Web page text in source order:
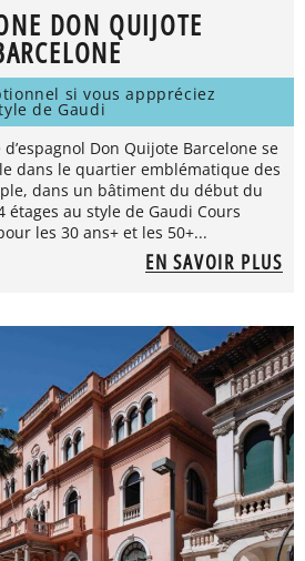
DON QUIJOTE
si vous apppréciez
de Gaudi
d’espagnol Don Quijote Barcelone se
dans le quartier emblématique des
dans un bâtiment du début du
étages au style de Gaudi Cours
les 30 ans+ et les 50+...
EN SAVOIR PLUS